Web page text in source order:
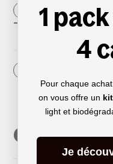
Jour 7 :
Torrin
Comment
1
4
Pour chaque
on vous offre un
light et
Je